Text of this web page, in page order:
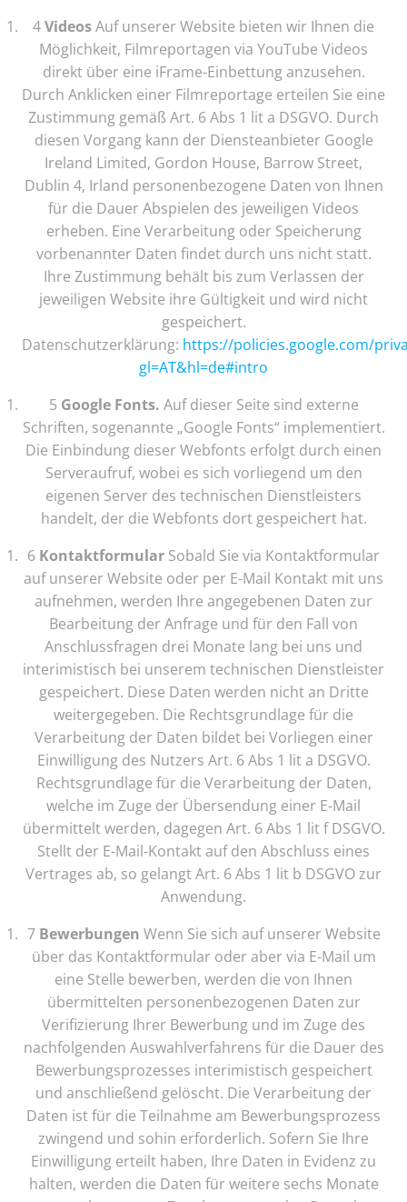
4VideosAuf unserer Website bieten wir Ihnen die
Möglichkeit, Filmreportagen via YouTube Videos
direkt über eine iFrame-Einbettung anzusehen.
Durch Anklicken einer Filmreportage erteilen Sie eine
Zustimmung gemäß Art. 6 Abs 1 lit a DSGVO. Durch
diesen Vorgang kann der Diensteanbieter Google
Ireland Limited, Gordon House, Barrow Street,
Dublin 4, Irland personenbezogene Daten von Ihnen
für die Dauer Abspielen des jeweiligen Videos
erheben. Eine Verarbeitung oder Speicherung
vorbenannter Daten findet durch uns nicht statt.
Ihre Zustimmung behält bis zum Verlassen der
jeweiligen Website ihre Gültigkeit und wird nicht
gespeichert.
Datenschutzerklärung: https://policies.google.com/
gl=AT&hl=de#intro
5 Google Fonts. Auf dieser Seite sind externe
Schriften, sogenannte „Google Fonts“ implementiert.
Die Einbindung dieser Webfonts erfolgt durch einen
Serveraufruf, wobei es sich vorliegend um den
eigenen Server des technischen Dienstleisters
handelt, der die Webfonts dort gespeichert hat.
6 Kontaktformular Sobald Sie via Kontaktformular
auf unserer Website oder per E-Mail Kontakt mit uns
aufnehmen, werden Ihre angegebenen Daten zur
Bearbeitung der Anfrage und für den Fall von
Anschlussfragen drei Monate lang bei uns und
interimistisch bei unserem technischen Dienstleister
gespeichert. Diese Daten werden nicht an Dritte
weitergegeben. Die Rechtsgrundlage für die
Verarbeitung der Daten bildet bei Vorliegen einer
Einwilligung des Nutzers Art. 6 Abs 1 lit a DSGVO.
Rechtsgrundlage für die Verarbeitung der Daten,
welche im Zuge der Übersendung einer E-Mail
übermittelt werden, dagegen Art. 6 Abs 1 lit f DSGVO.
Stellt der E-Mail-Kontakt auf den Abschluss eines
Vertrages ab, so gelangt Art. 6 Abs 1 lit b DSGVO zur
Anwendung.
7 Bewerbungen Wenn Sie sich auf unserer Website
über das Kontaktformular oder aber via E-Mail um
eine Stelle bewerben, werden die von Ihnen
übermittelten personenbezogenen Daten zur
Verifizierung Ihrer Bewerbung und im Zuge des
nachfolgenden Auswahlverfahrens für die Dauer des
Bewerbungsprozesses interimistisch gespeichert
und anschließend gelöscht. Die Verarbeitung der
Daten ist für die Teilnahme am Bewerbungsprozess
zwingend und sohin erforderlich. Sofern Sie Ihre
Einwilligung erteilt haben, Ihre Daten in Evidenz zu
halten, werden die Daten für weitere sechs Monate